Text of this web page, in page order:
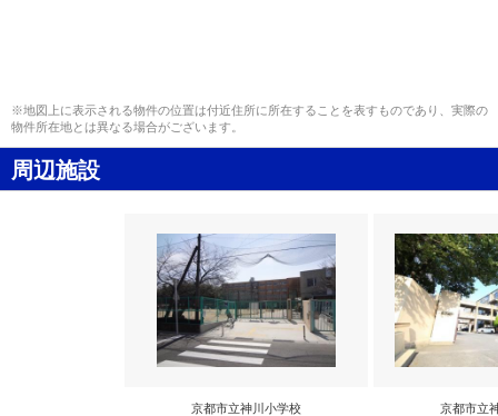
※地図上に表示される物件の位置は付近住所に所在することを表すものであり、実際の
物件所在地とは異なる場合がございます。
周辺施設
京都市立神川小学校 京都市立